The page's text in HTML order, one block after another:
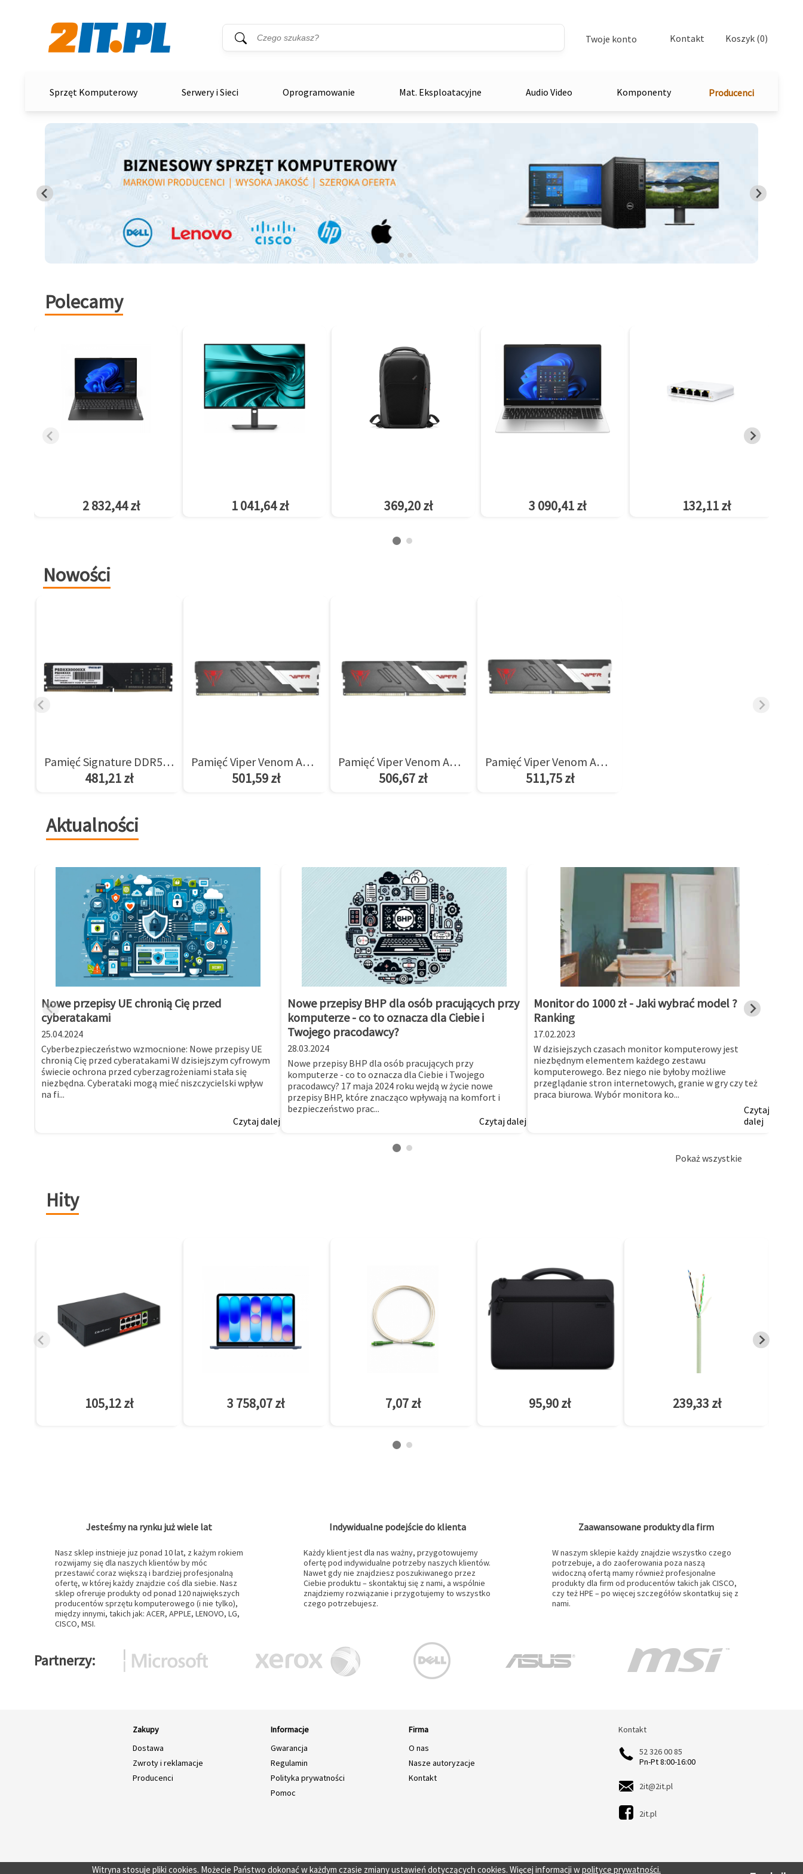
Wyszukiwarka
Słowo kluczowe
Twoje konto Kontakt Koszyk (0)
Sprzęt Komputerowy Serwery i Sieci Oprogramowanie Mat. Eksploatacyjne Audio Video Komponenty Producenci
Polecamy
2 832,44 zł 1 041,64 zł 369,20 zł 3 090,41 zł 132,11 zł
Nowości
Pamięć Signature DDR5 8GB/5600(1*8GB) CL46
481,21 zł
Pamięć Viper Venom AMD 8GB/5600(1*8GB) CL36
501,59 zł
Pamięć Viper Venom AMD 8GB/6000(1*8GB) CL36
506,67 zł
Pamięć Viper Venom AMD 8GB/6400(1*8GB) CL38
511,75 zł
Aktualności
Nowe przepisy UE chronią Cię przed
cyberatakami
25.04.2024
Cyberbezpieczeństwo wzmocnione: Nowe przepisy UE
chronią Cię przed cyberatakami W dzisiejszym cyfrowym
świecie ochrona przed cyberzagrożeniami stała się
niezbędna. Cyberataki mogą mieć niszczycielski wpływ
na fi...
Czytaj dalej
Nowe przepisy BHP dla osób pracujących przy
komputerze - co to oznacza dla Ciebie i
Twojego pracodawcy?
28.03.2024
Nowe przepisy BHP dla osób pracujących przy
komputerze - co to oznacza dla Ciebie i Twojego
pracodawcy? 17 maja 2024 roku wejdą w życie nowe
przepisy BHP, które znacząco wpływają na komfort i
bezpieczeństwo prac...
Czytaj dalej
Monitor do 1000 zł - Jaki wybrać model ?
Ranking
17.02.2023
W dzisiejszych czasach monitor komputerowy jest
niezbędnym elementem każdego zestawu
komputerowego. Bez niego nie byłoby możliwe
przeglądanie stron internetowych, granie w gry czy też
praca biurowa. Wybór monitora ko...
Czytaj
dalej
Pokaż wszystkie
Hity
105,12 zł 3 758,07 zł 7,07 zł 95,90 zł 239,33 zł
Jesteśmy na rynku już wiele lat
Nasz sklep instnieje juz ponad 10 lat, z każym rokiem
rozwijamy się dla naszych klientów by móc
przestawić coraz większą i bardziej profesjonalną
ofertę, w której każdy znajdzie coś dla siebie. Nasz
sklep ofreruje produkty od ponad 120 największych
producentów sprzętu komputerowego (i nie tylko),
między innymi, takich jak: ACER, APPLE, LENOVO, LG,
CISCO, MSI.
Indywidualne podejście do klienta
Każdy klient jest dla nas ważny, przygotowujemy
ofertę pod indywidualne potrzeby naszych klientów.
Nawet gdy nie znajdziesz poszukiwanego przez
Ciebie produktu – skontaktuj się z nami, a wspólnie
znajdziemy rozwiązanie i przygotujemy to wszystko
czego potrzebujesz.
Zaawansowane produkty dla firm
W naszym sklepie każdy znajdzie wszystko czego
potrzebuje, a do zaoferowania poza naszą
widoczną ofertą mamy również profesjonalne
produkty dla firm od producentów takich jak CISCO,
czy też HPE – po więcej szczegółów skontatkuj się z
nami.
Partnerzy
Zakupy
Dostawa
Zwroty i reklamacje
Producenci
Informacje
Gwarancja
Regulamin
Polityka prywatności
Pomoc
Firma
O nas
Nasze autoryzacje
Kontakt
Kontakt
Kontakt
52 326 00 85
Pn-Pt 8:00-16:00
2it@2it.pl
2it.pl
Witryna stosuje pliki cookies. Możecie Państwo dokonać w każdym czasie zmiany ustawień dotyczących cookies. Więcej informacji wpolityce prywatności.